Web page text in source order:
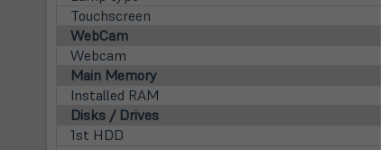
Touchscreen
WebCam
Webcam
Main Memory
Installed RAM
Disks / Drives
1st HDD